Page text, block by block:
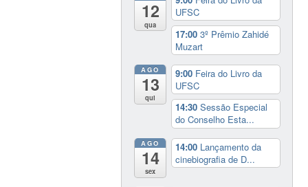
12
qua
UFSC
17:003º Prêmio Zahidé
Muzart
AGO
13
qui
9:00 Feira do Livro da
UFSC
14:30Sessão Especial
do Conselho Esta...
AGO
14
sex
14:00 Lançamento da
cinebiografia de D...